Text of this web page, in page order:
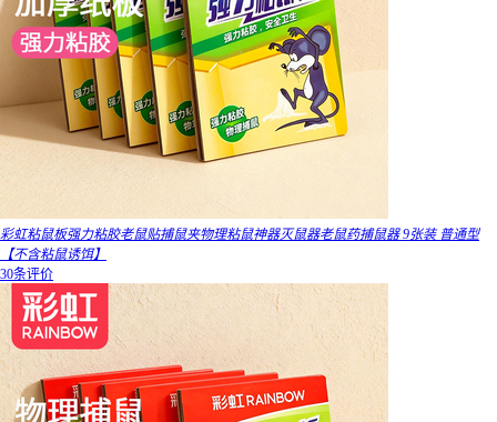
彩虹粘鼠板强力粘胶老鼠贴捕鼠夹物理粘鼠神器灭鼠器老鼠药捕鼠器 9张装 普通型
【不含粘鼠诱饵】
30条评价